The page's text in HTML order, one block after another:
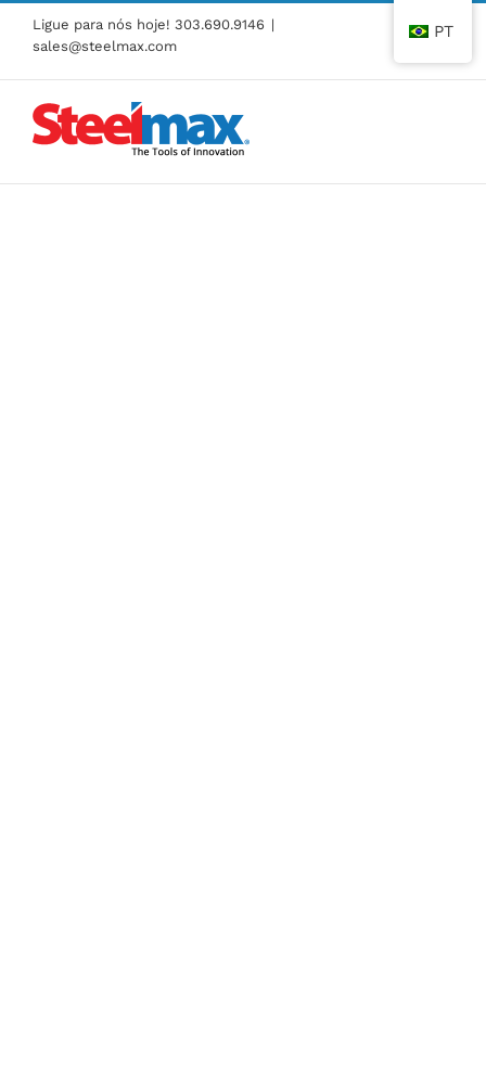
Pular
para
o
conteúdo
Ligue para nós hoje! 303.690.9146 |
sales@steelmax.com
PT